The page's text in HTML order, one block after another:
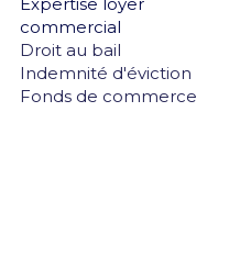
commercial
Droit au bail
Indemnité d'éviction
Fonds de commerce